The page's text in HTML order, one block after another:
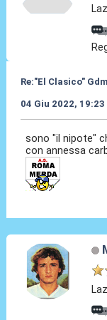
Re:"El Clasico"
04 Giu 2022, 19:23
sono "il nipote"
con annessa